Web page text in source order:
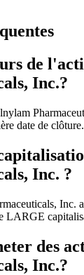
de
Inc.?
date de clôture.
Inc. ?
Inc.
LARGE
des
Inc.?